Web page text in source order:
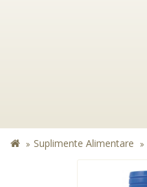
Suplimente Alimentare